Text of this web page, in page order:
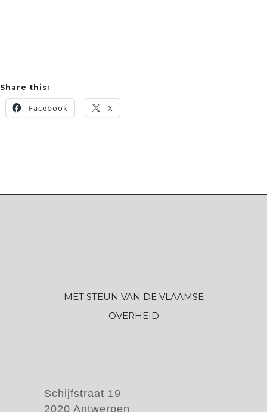
Share this:
Facebook X
MET STEUN VAN DE VLAAMSE
OVERHEID
Schijfstraat 19
2020 Antwerpen